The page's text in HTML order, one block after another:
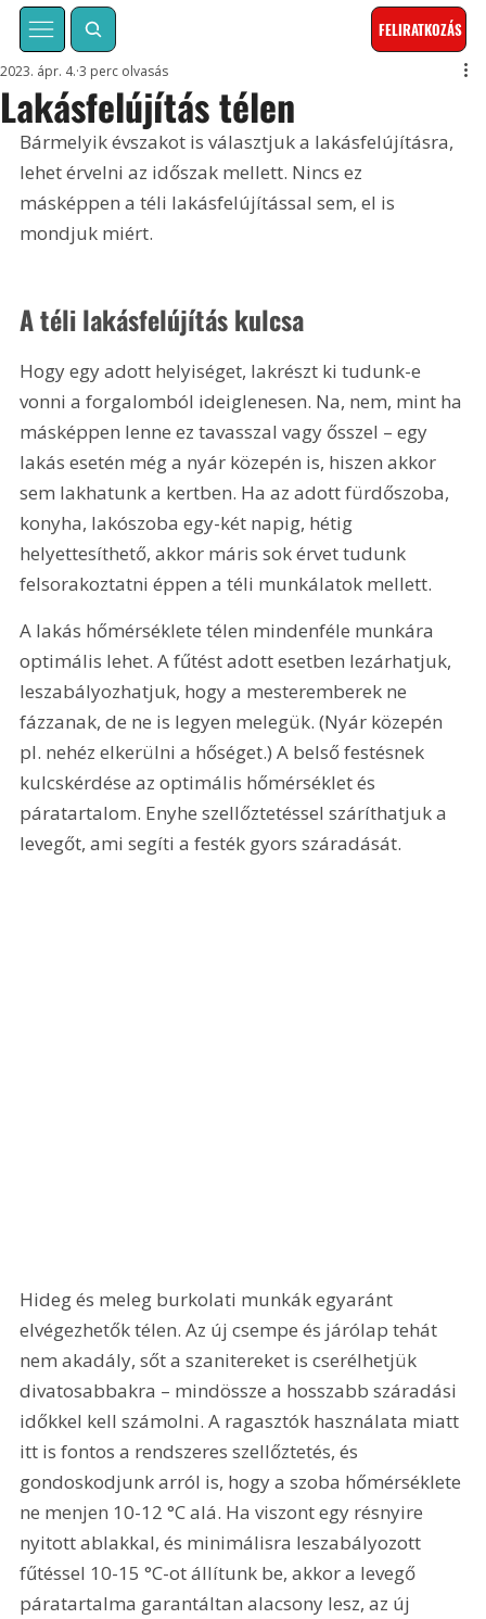
FELIRATKOZÁS
Lakásfelújítás télen
2023. ápr. 4. 3 perc olvasás
Bármelyik évszakot is választjuk a lakásfelújításra,
lehet érvelni az időszak mellett. Nincs ez
másképpen a téli lakásfelújítással sem, el is
mondjuk miért.
A téli lakásfelújítás kulcsa
Hogy egy adott helyiséget, lakrészt ki tudunk-e
vonni a forgalomból ideiglenesen. Na, nem, mint ha
másképpen lenne ez tavasszal vagy ősszel – egy
lakás esetén még a nyár közepén is, hiszen akkor
sem lakhatunk a kertben. Ha az adott fürdőszoba,
konyha, lakószoba egy-két napig, hétig
helyettesíthető, akkor máris sok érvet tudunk
felsorakoztatni éppen a téli munkálatok mellett.
A lakás hőmérséklete télen mindenféle munkára
optimális lehet. A fűtést adott esetben lezárhatjuk,
leszabályozhatjuk, hogy a mesteremberek ne
fázzanak, de ne is legyen melegük. (Nyár közepén
pl. nehéz elkerülni a hőséget.) A belső festésnek
kulcskérdése az optimális hőmérséklet és
páratartalom. Enyhe szellőztetéssel száríthatjuk a
levegőt, ami segíti a festék gyors száradását.
Hideg és meleg burkolati munkák egyaránt
elvégezhetők télen. Az új csempe és járólap tehát
nem akadály, sőt a szanitereket is cserélhetjük
divatosabbakra – mindössze a hosszabb száradási
időkkel kell számolni. A ragasztók használata miatt
itt is fontos a rendszeres szellőztetés, és
gondoskodjunk arról is, hogy a szoba hőmérséklete
ne menjen 10-12 °C alá. Ha viszont egy résnyire
nyitott ablakkal, és minimálisra leszabályozott
fűtéssel 10-15 °C-ot állítunk be, akkor a levegő
páratartalma garantáltan alacsony lesz, az új